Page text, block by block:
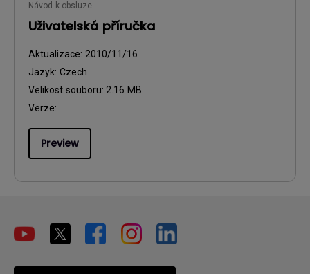
Návod k obsluze
Uživatelská příručka
Aktualizace: 2010/11/16
Jazyk: Czech
Velikost souboru: 2.16 MB
Verze:
Preview